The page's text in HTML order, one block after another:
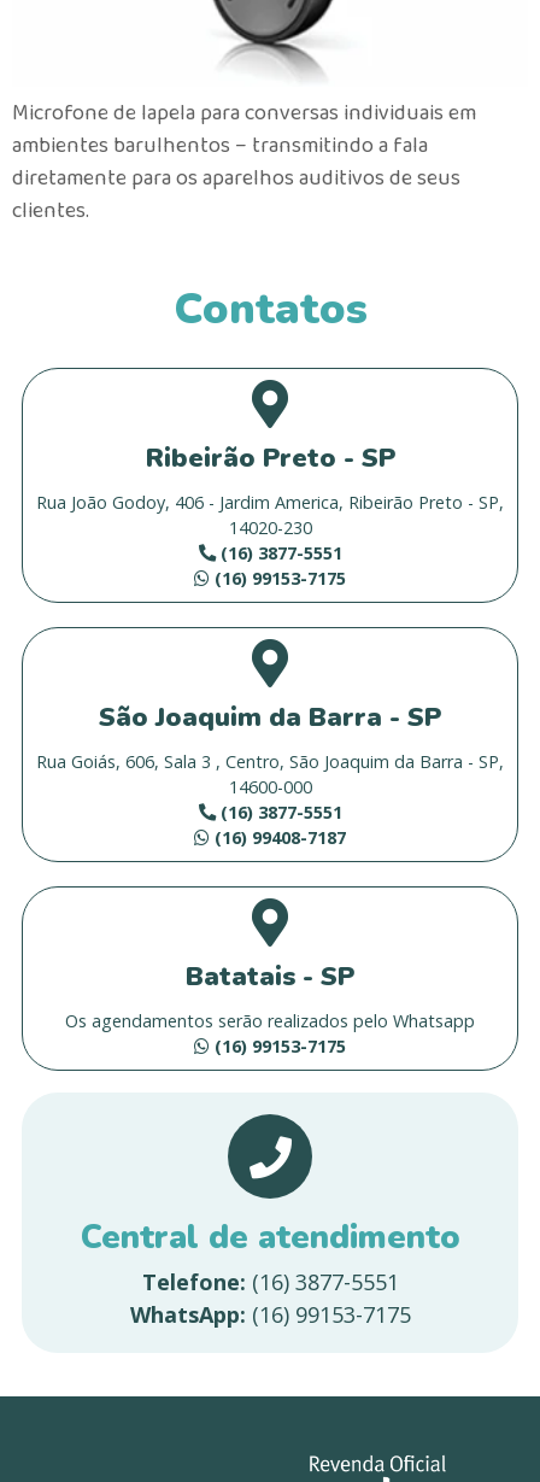
Microfone de lapela para conversas individuais em
ambientes barulhentos – transmitindo a fala
diretamente para os aparelhos auditivos de seus
clientes.
Contatos
Ribeirão Preto - SP
Rua João Godoy, 406 - Jardim America, Ribeirão Preto - SP,
14020-230
(16) 3877-5551
(16) 99153-7175
São Joaquim da Barra - SP
Rua Goiás, 606, Sala 3 , Centro, São Joaquim da Barra - SP,
14600-000
(16) 3877-5551
(16) 99408-7187
Batatais - SP
Os agendamentos serão realizados pelo Whatsapp
(16) 99153-7175
Central de atendimento
Telefone: (16) 3877-5551
WhatsApp: (16) 99153-7175